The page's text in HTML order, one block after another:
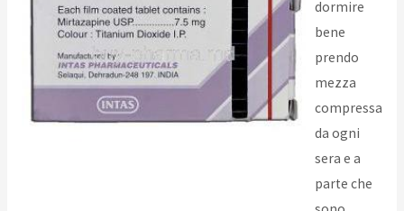
dormire
bene
prendo
mezza
compressa
da ogni
sera e a
parte che